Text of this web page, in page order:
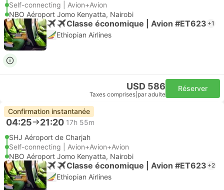
Self-connecting | Avion+Avion
NBO Aéroport Jomo Kenyatta, Nairobi
Classe économique | Avion #ET623 +1
Ethiopian Airlines
USD 586
Taxes comprises par adulte
Réserver
Confirmation instantanée
04:25 21:20 17h 55m
SHJ Aéroport de Charjah
Self-connecting | Avion+Avion+Avion
NBO Aéroport Jomo Kenyatta, Nairobi
Classe économique | Avion #ET623 +2
Ethiopian Airlines